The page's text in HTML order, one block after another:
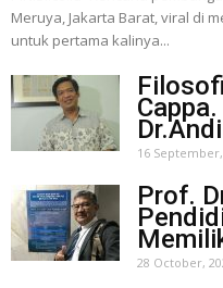
Meruya, Jakarta Barat, viral di
untuk pertama kalinya...
16
Prof.
28 October,